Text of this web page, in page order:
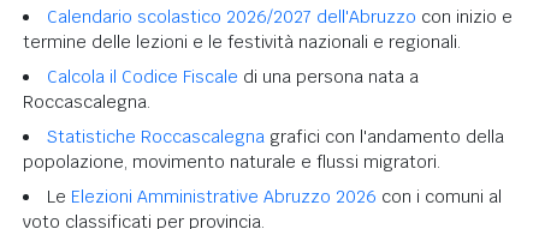
Calendario scolastico 2026/2027 dell'Abruzzo con inizio e
termine delle lezioni e le festività nazionali e regionali.
Calcola il Codice Fiscale di una persona nata a
Roccascalegna.
Statistiche Roccascalegna grafici con l'andamento della
popolazione, movimento naturale e flussi migratori.
Le Elezioni Amministrative Abruzzo 2026 con i comuni al
voto classificati per provincia.